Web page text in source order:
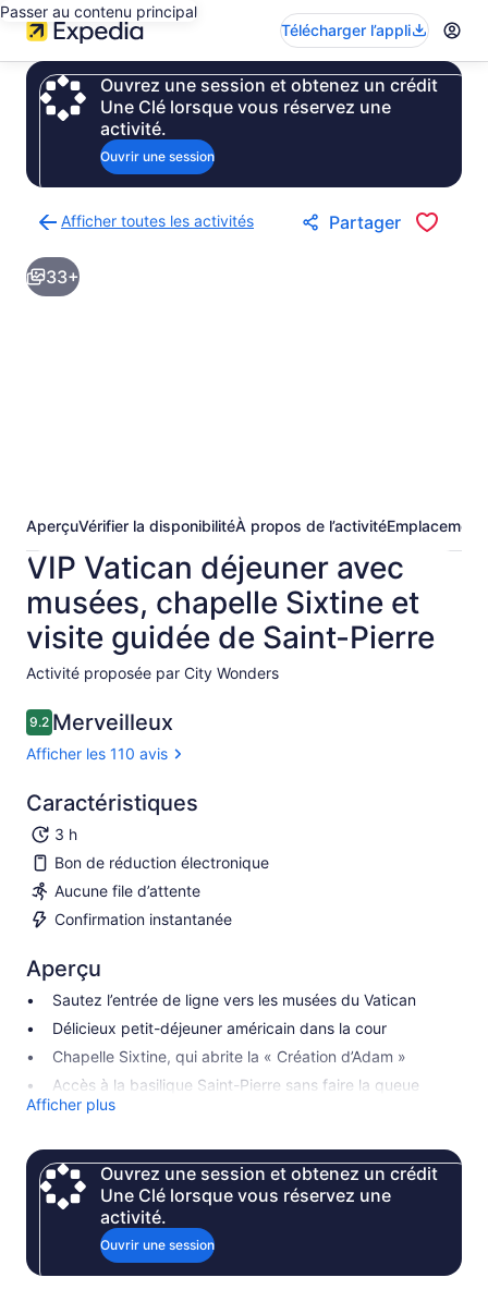
Passer au contenu principal
Télécharger l’appli
Ouvrez une session et obtenez un crédit
Une Clé lorsque vous réservez une
activité.
Ouvrir une session
Afficher toutes les activités
à
la
page
Partager
33+
AperçuVérifier la disponibilitéÀ propos de l’activitéEmplacement
VIP Vatican déjeuner avec
musées, chapelle Sixtine et
visite guidée de Saint-Pierre
Activité proposée par City Wonders
9.29.2 sur 10
Merveilleux
Afficher les 110 avis
Caractéristiques
3 h
Bon de réduction électronique
Aucune file d’attente
Confirmation instantanée
Aperçu
Sautez l’entrée de ligne vers les musées du Vatican
Délicieux petit-déjeuner américain dans la cour
Chapelle Sixtine, qui abrite la « Création d’Adam »
Accès à la basilique Saint-Pierre sans faire la queue
Afficher plus
Ouvrez une session et obtenez un crédit
Une Clé lorsque vous réservez une
activité.
Ouvrir une session